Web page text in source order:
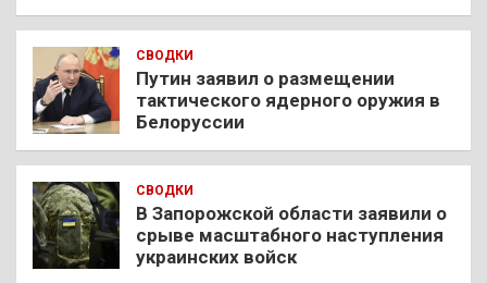
СВОДКИ
Путин заявил о размещении
тактического ядерного оружия в
Белоруссии
СВОДКИ
В Запорожской области заявили о
срыве масштабного наступления
украинских войск